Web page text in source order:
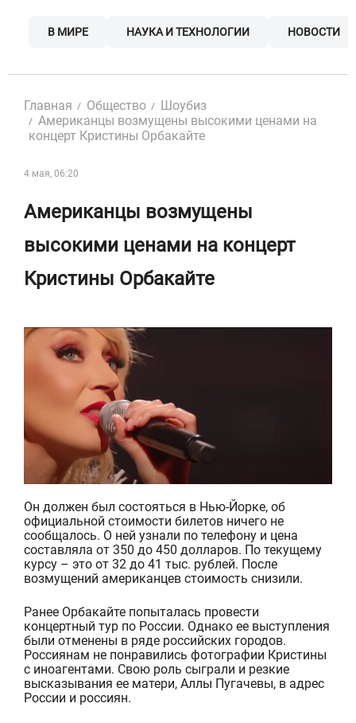
В МИРЕ НАУКА И ТЕХНОЛОГИИ НОВОСТИ
Главная Общество
Шоубиз
Американцы возмущены высокими ценами на
концерт Кристины Орбакайте
4 мая, 06:20
Американцы возмущены
высокими ценами на концерт
Кристины Орбакайте
Он должен был состояться в Нью-Йорке, об
официальной стоимости билетов ничего не
сообщалось. О ней узнали по телефону и цена
составляла от 350 до 450 долларов. По текущему
курсу – это от 32 до 41 тыс. рублей. После
возмущений американцев стоимость снизили.
Ранее Орбакайте попыталась провести
концертный тур по России. Однако ее выступления
были отменены в ряде российских городов.
Россиянам не понравились фотографии Кристины
с иноагентами. Свою роль сыграли и резкие
высказывания ее матери, Аллы Пугачевы, в адрес
России и россиян.